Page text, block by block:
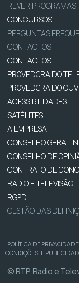
REVER PROGRAMAS
CONCURSOS
PERGUNTAS
CONTACTOS
CONTACTOS
PROVEDORA DO
PROVEDORA DO
ACESSIBILIDADES
SATÉLITES
A EMPRESA
CONSELHO GERAL
CONSELHO DE
CONTRATO DE
RÁDIO E TELEVISÃO
RGPD
GESTÃO DAS
POLÍTICA DE PRIVACIDADE
CONDIÇÕES |
© RTP, Rádio e